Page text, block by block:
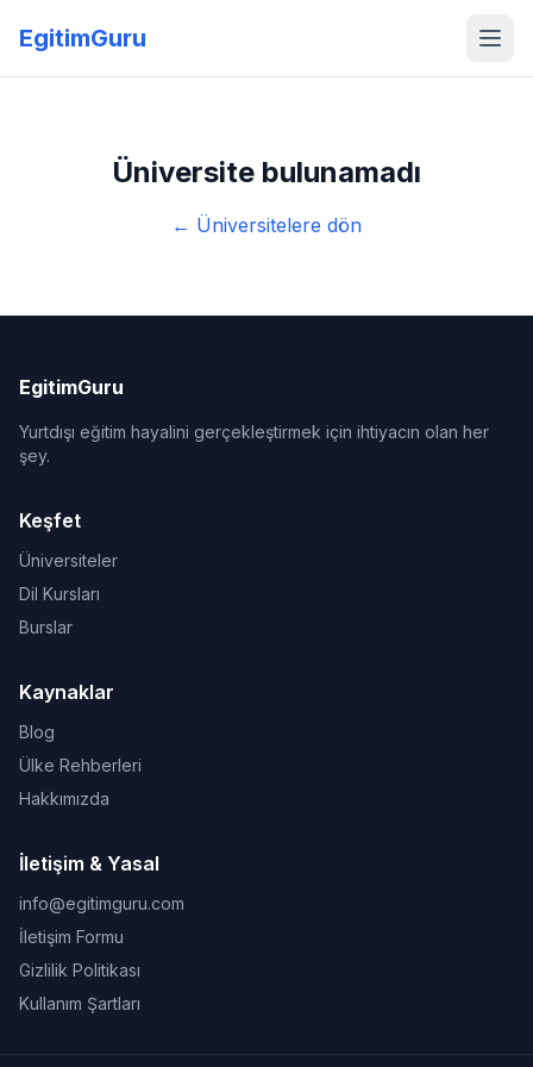
EgitimGuru
Üniversite bulunamadı
← Üniversitelere dön
EgitimGuru
Yurtdışı eğitim hayalini gerçekleştirmek için ihtiyacın olan her
şey.
Keşfet
Üniversiteler
Dil Kursları
Burslar
Kaynaklar
Blog
Ülke Rehberleri
Hakkımızda
İletişim & Yasal
info@egitimguru.com
İletişim Formu
Gizlilik Politikası
Kullanım Şartları